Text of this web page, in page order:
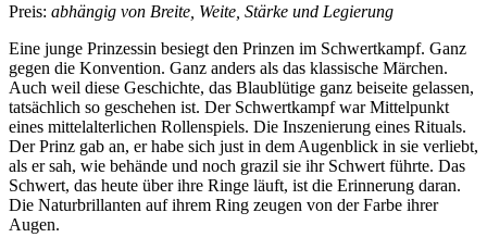
Preis: abhängig von Breite, Weite, Stärke und Legierung
Eine junge Prinzessin besiegt den Prinzen im Schwertkampf. Ganz
gegen die Konvention. Ganz anders als das klassische Märchen.
Auch weil diese Geschichte, das Blaublütige ganz beiseite gelassen,
tatsächlich so geschehen ist. Der Schwertkampf war Mittelpunkt
eines mittelalterlichen Rollenspiels. Die Inszenierung eines Rituals.
Der Prinz gab an, er habe sich just in dem Augenblick in sie verliebt,
als er sah, wie behände und noch grazil sie ihr Schwert führte. Das
Schwert, das heute über ihre Ringe läuft, ist die Erinnerung daran.
Die Naturbrillanten auf ihrem Ring zeugen von der Farbe ihrer
Augen.